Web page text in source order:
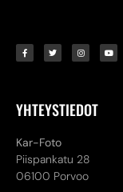
YHTEYSTIEDOT
Kar-Foto
Piispankatu 28
06100 Porvoo